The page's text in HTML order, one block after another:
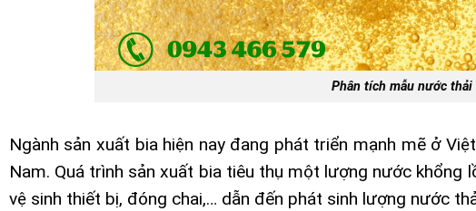
Phân tích mẫu nước thải
Ngành sản xuất bia hiện nay đang phát triển mạnh mẽ ở
Nam. Quá trình sản xuất bia tiêu thụ một lượng nước khổng
vệ sinh thiết bị, đóng chai,… dẫn đến phát sinh lượng nước